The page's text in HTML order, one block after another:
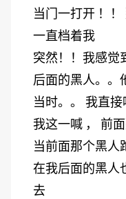
当门一打开 ！
一直档着我
突然！！我感觉
后面的黑人。。
当时。。 我直接
我这一喊 ， 前
当前面那个黑人
在我后面的黑人
去